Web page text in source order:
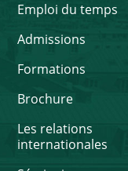
Emploi du temps
Admissions
Formations
Brochure
Les relations
internationales